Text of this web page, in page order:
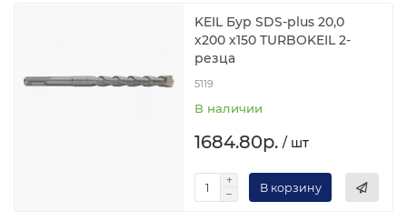
KEIL Бур SDS-plus 20,0
х200 х150 TURBOKEIL 2-
резца
5119
В наличии
1684.80р. / шт
В корзину